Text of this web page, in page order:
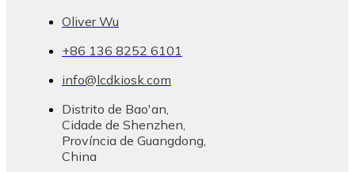
Oliver Wu
+86 136 8252 6101
info@lcdkiosk.com
Distrito de Bao'an,
Cidade de Shenzhen,
Província de Guangdong,
China